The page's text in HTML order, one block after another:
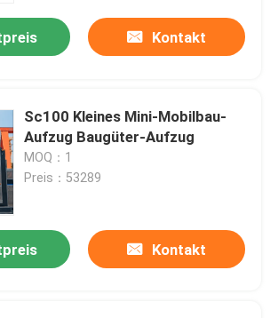
Kontakt
Sc100 Kleines Mini-Mobilbau-
Aufzug Baugüter-Aufzug
MOQ：1
Preis：53289
Kontakt